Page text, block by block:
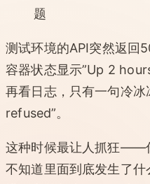
题
测试环境的API突然返回
容器状态显示”Up 2
再看日志，只有一句冷
refused”。
这种时候最让人抓狂——
不知道里面到底发生了什